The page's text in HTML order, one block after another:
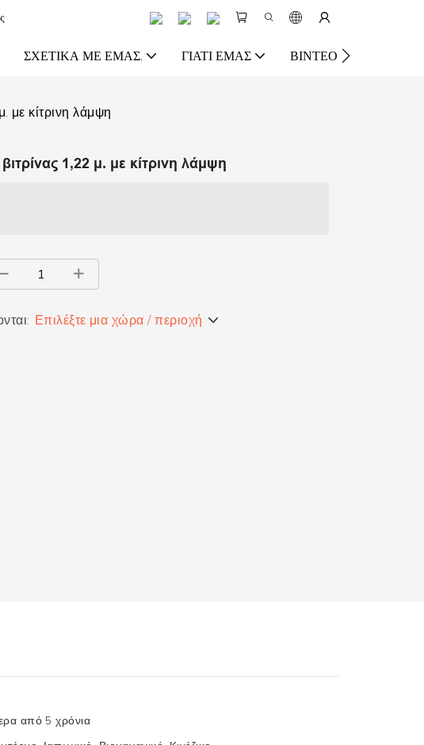
ΣΧΕΤΙΚΆ ΜΕ ΕΜΆΣ. ΓΙΑΤΊ ΕΜΆΣ ΒΊΝΤΕΟ
με κίτρινη λάμψη
1,22 μ. με κίτρινη λάμψη
Επιλέξτε μια χώρα / περιοχή
από 5 χρόνια